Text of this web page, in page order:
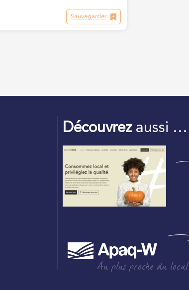
Sauvegarder
Découvrezaussi …
Au plus proche du local